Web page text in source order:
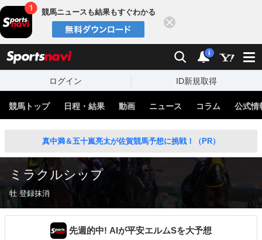
競馬ニュースも結果もすぐわかる
検索 通知
i
ログイン ID新規取得
競馬トップ 日程・結果 動画 ニュース コラム 公式情
真中満＆五十嵐亮太が佐賀競馬予想に挑戦！（PR）
ミラクルシップ
牡 登録抹消
先週的中! AIが平安エルムSを大予想